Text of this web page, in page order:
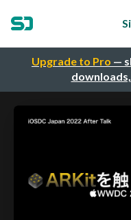
Upgrade to Pro —